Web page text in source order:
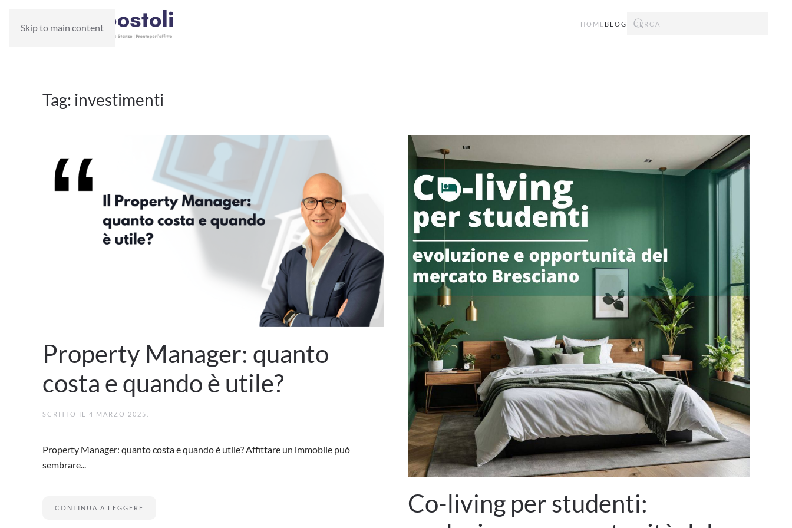
Skip to main content HOME BLOG
Tag: investimenti
Property Manager: quanto
costa e quando è utile?
SCRITTO IL 4 MARZO 2025
Property Manager: quanto costa e quando è utile? Affittare un immobile può
sembrare...
CONTINUA A LEGGERE
Co-living per studenti: